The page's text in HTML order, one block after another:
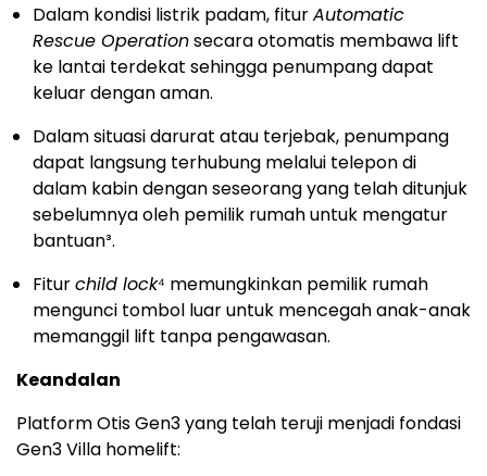
Dalam kondisi listrik padam, fiturAutomatic
Rescue Operationsecara otomatis membawa lift
ke lantai terdekat sehingga penumpang dapat
keluar dengan aman.
Dalam situasi darurat atau terjebak, penumpang
dapat langsung terhubung melalui telepon di
dalam kabin dengan seseorang yang telah ditunjuk
sebelumnya oleh pemilik rumah untuk mengatur
bantuan³.
Fiturchild lock⁴ memungkinkan pemilik rumah
mengunci tombol luar untuk mencegah anak-anak
memanggil lift tanpa pengawasan.
Keandalan
Platform Otis Gen3 yang telah teruji menjadi fondasi
Gen3 Villa homelift: